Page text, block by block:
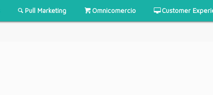
Pull Marketing Omnicomercio Customer